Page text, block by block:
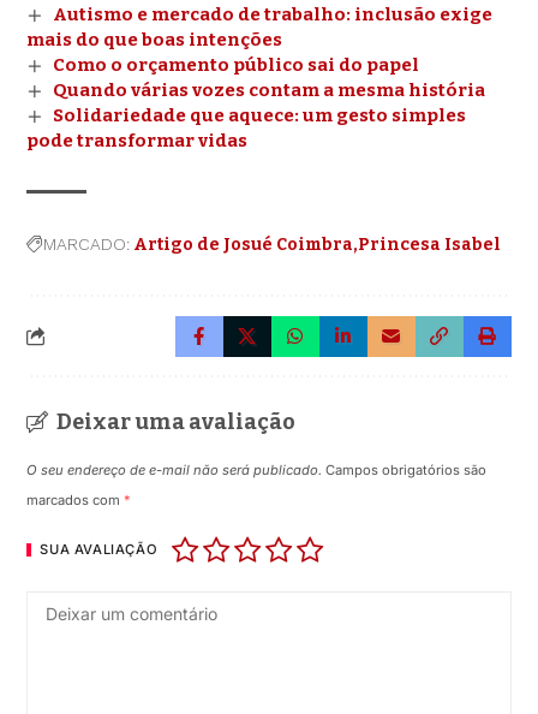
Autismo e mercado de trabalho: inclusão exige
mais do que boas intenções
Como o orçamento público sai do papel
Quando várias vozes contam a mesma história
Solidariedade que aquece: um gesto simples
pode transformar vidas
MARCADO: Artigo de Josué Coimbra Princesa Isabel
Deixar uma avaliação
O seu endereço de e-mail não será publicado. Campos obrigatórios são
marcados com*
SUA AVALIAÇÃO